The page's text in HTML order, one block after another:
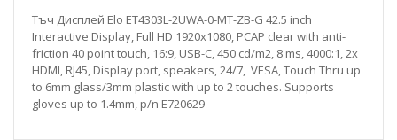
Тъч Дисплей Elo ET4303L-2UWA-0-MT-ZB-G 42.5 inch
Interactive Display, Full HD 1920x1080, PCAP clear with anti-
friction 40 point touch, 16:9, USB-C, 450 cd/m2, 8 ms, 4000:1, 2x
HDMI, RJ45, Display port, speakers, 24/7, VESA, Touch Thru up
to 6mm glass/3mm plastic with up to 2 touches. Supports
gloves up to 1.4mm, p/n E720629